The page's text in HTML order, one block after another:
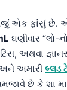
બીજું એક ફાંસું છે.
ઘણીવાર “લો-
અથવા
અમારી બ્લડ
છે કે શા